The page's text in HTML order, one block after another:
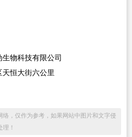
物科技有限公司
恒大街六公里
络，仅作为参考，如果网站中图片和文字侵
！